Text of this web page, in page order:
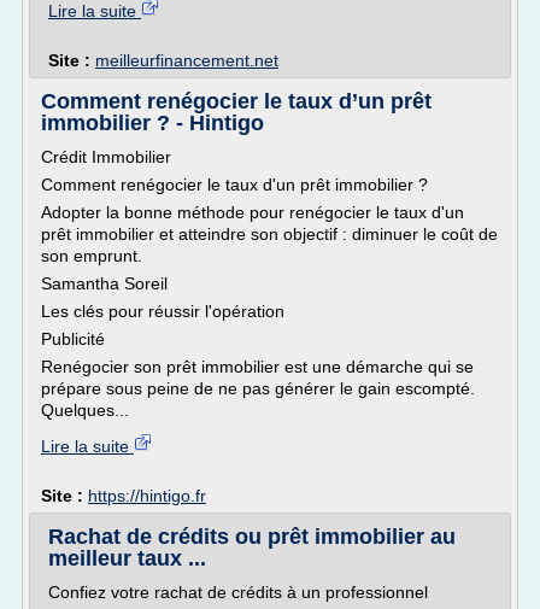
Lire la suite
Site : meilleurfinancement.net
Comment renégocier le taux d’un prêt
immobilier ? - Hintigo
Crédit Immobilier
Comment renégocier le taux d'un prêt immobilier ?
Adopter la bonne méthode pour renégocier le taux d'un
prêt immobilier et atteindre son objectif : diminuer le coût de
son emprunt.
Samantha Soreil
Les clés pour réussir l'opération
Publicité
Renégocier son prêt immobilier est une démarche qui se
prépare sous peine de ne pas générer le gain escompté.
Quelques...
Lire la suite
Site : https://hintigo.fr
Rachat de crédits ou prêt immobilier au
meilleur taux ...
Confiez votre rachat de crédits à un professionnel